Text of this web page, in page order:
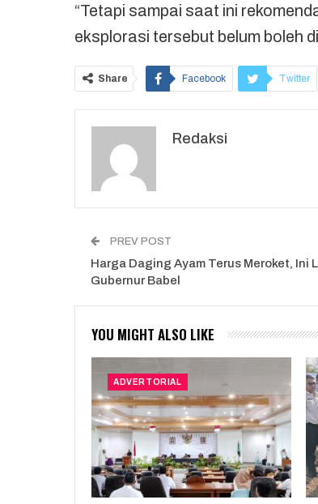
“Tetapi sampai saat ini
eksplorasi tersebut belum boleh
Share Facebook Twitter
Redaksi
PREV POST
Harga Daging Ayam Terus Meroket, Ini
Gubernur Babel
YOU MIGHT ALSO LIKE
ADVERTORIAL